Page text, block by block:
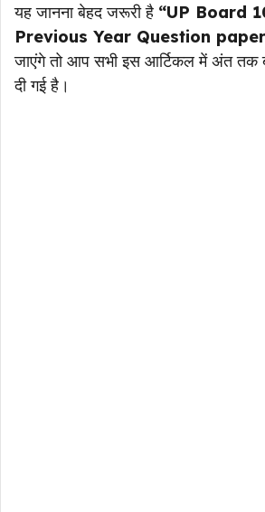
यह जानना बेहद जरूरी है “UP Board
Previous Year Question
जाएंगे तो आप सभी इस आर्टिकल में अंत तक
दी गई है।